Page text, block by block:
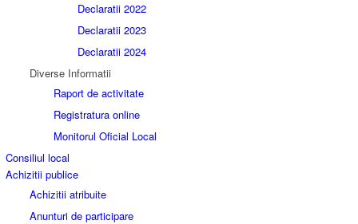
Declaratii 2022
Declaratii 2023
Declaratii 2024
Diverse Informatii
Raport de activitate
Registratura online
Monitorul Oficial Local
Consiliul local
Achizitii publice
Achizitii atribuite
Anunturi de participare